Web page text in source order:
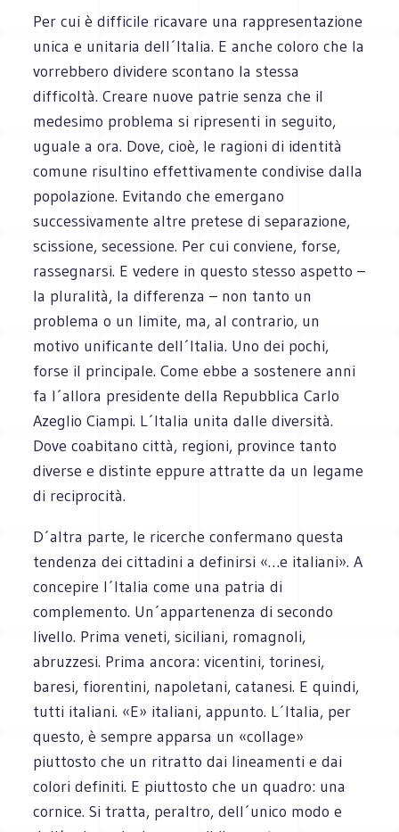
Per cui è difficile ricavare una rappresentazione
unica e unitaria dell´Italia. E anche coloro che la
vorrebbero dividere scontano la stessa
difficoltà. Creare nuove patrie senza che il
medesimo problema si ripresenti in seguito,
uguale a ora. Dove, cioè, le ragioni di identità
comune risultino effettivamente condivise dalla
popolazione. Evitando che emergano
successivamente altre pretese di separazione,
scissione, secessione. Per cui conviene, forse,
rassegnarsi. E vedere in questo stesso aspetto –
la pluralità, la differenza – non tanto un
problema o un limite, ma, al contrario, un
motivo unificante dell´Italia. Uno dei pochi,
forse il principale. Come ebbe a sostenere anni
fa l´allora presidente della Repubblica Carlo
Azeglio Ciampi. L´Italia unita dalle diversità.
Dove coabitano città, regioni, province tanto
diverse e distinte eppure attratte da un legame
di reciprocità.
D´altra parte, le ricerche confermano questa
tendenza dei cittadini a definirsi «…e italiani». A
concepire l´Italia come una patria di
complemento. Un´appartenenza di secondo
livello. Prima veneti, siciliani, romagnoli,
abruzzesi. Prima ancora: vicentini, torinesi,
baresi, fiorentini, napoletani, catanesi. E quindi,
tutti italiani. «E» italiani, appunto. L´Italia, per
questo, è sempre apparsa un «collage»
piuttosto che un ritratto dai lineamenti e dai
colori definiti. E piuttosto che un quadro: una
cornice. Si tratta, peraltro, dell´unico modo e